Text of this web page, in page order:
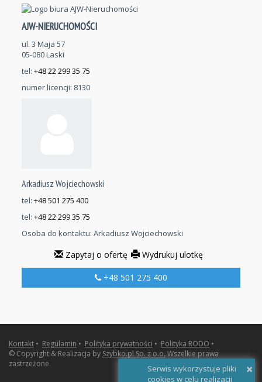
AJW-NIERUCHOMOŚCI
ul. 3 Maja 57
05-080 Laski
tel: +48 22 299 35 75
numer licencji: 8130
Arkadiusz Wojciechowski
tel: +48 501 275 400
tel: +48 22 299 35 75
Osoba do kontaktu: Arkadiusz Wojciechowski
Zapytaj o ofertę Wydrukuj ulotkę
+48 501 275 400
Kontakt • Regulamin • Polityka prywatności • Polityka RODO •
© Copyright & Realizacja by Szybko.pl Sp. z o.o. Wszelkie prawa
zastrzeżone.
×
Serwis wykorzystuje pliki
cookies w celu realizacji